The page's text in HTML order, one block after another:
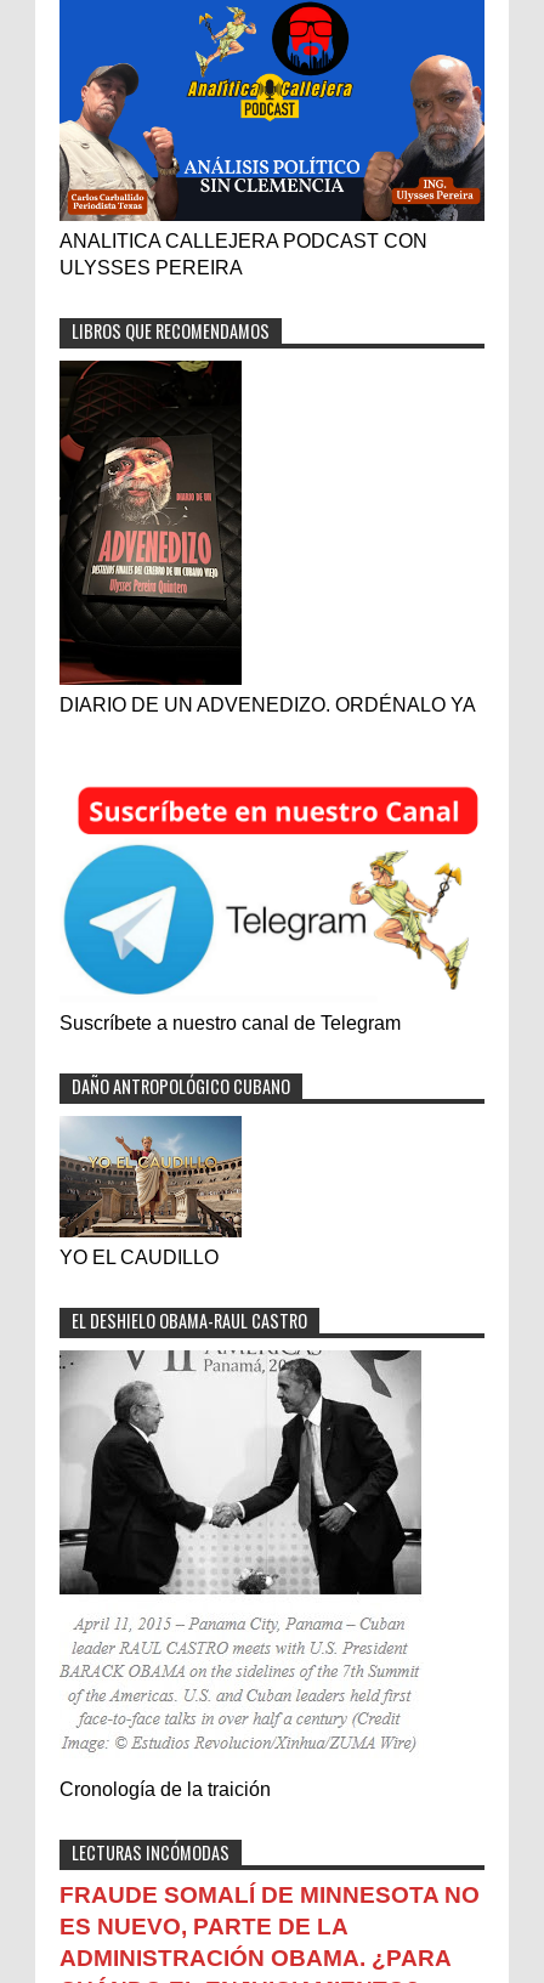
ANALITICA CALLEJERA PODCAST CON
ULYSSES PEREIRA
LIBROS QUE RECOMENDAMOS
DIARIO DE UN ADVENEDIZO. ORDÉNALO YA
Suscríbete a nuestro canal de Telegram
DAÑO ANTROPOLÓGICO CUBANO
YO EL CAUDILLO
EL DESHIELO OBAMA-RAUL CASTRO
Cronología de la traición
LECTURAS INCÓMODAS
FRAUDE SOMALÍ DE MINNESOTA NO
ES NUEVO, PARTE DE LA
ADMINISTRACIÓN OBAMA. ¿PARA